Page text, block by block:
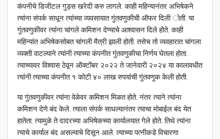
कंपनीचे डिजीटल गुड्स खरेदी करु लागले. काही महिन्यानंतर अभिषेकने
त्यांना संपर्क साधून त्यांच्या व्यवसायात गुंतवणुकीची ऑफर दिली ोती. या
गुंतवणुकीवर त्यांना चांगले कमिशन देण्याचे आश्‍वासन दिले होते. काही
महिन्यांत अभिषेकसोबत चांगली मैत्री झाली होती. तसेच तो व्यवहारात चांगला
व्यक्ती वाटल्याने त्यांनी त्याच्या कंपनीत गुंतवणुकीचा निर्णय घेतला होता.
त्याच्यावर विश्‍वास ठेवून ऑक्टोंबर २०२२ ते जानेवारी २०२४ या कालावधीत
त्यांनी त्याच्या कंपनीत १ कोटी ४० लाख रुपयांची गुंतवणुक केली होती.
या गुंतवणुकीवर त्यांना वेळेवर कमिशन मिळत होते. नंतर त्याने त्यांना
कमिशन देणे बंद केले. त्याला संपर्क साधल्यानंतर त्याचा मोबाईल बंद येत
हातेता. त्यामुळे ते दादरच्या अभिषेकच्या कार्यालयात गेले होते. तिथे त्यांना
त्याचे कार्याल बंद असल्याचे दिसून आले. त्याच्या पत्नीकडे विचारणा